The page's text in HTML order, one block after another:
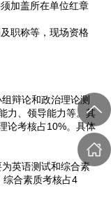
加盖所在单位红章
职称等，现场资格
辩论和政治理论测
力、领导能力等。其
论考核占10%。具体
英语测试和综合素
综合素质考核占4